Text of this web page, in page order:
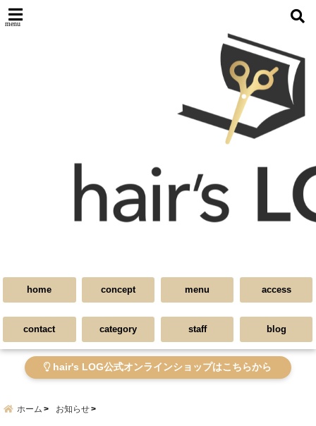
menu
home concept menu access
contact category staff blog
hair's LOG公式オンラインショップはこちらから
ホーム お知らせ